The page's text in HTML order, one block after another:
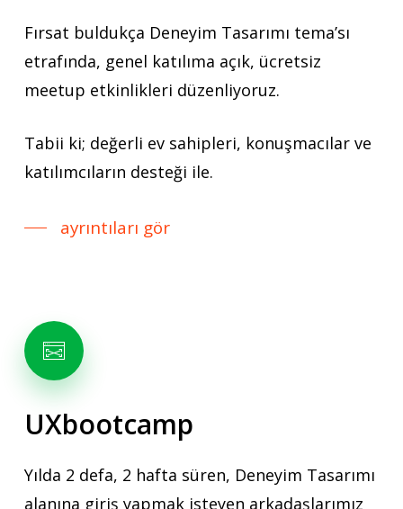
Fırsat buldukça Deneyim Tasarımı tema’sı
etrafında, genel katılıma açık, ücretsiz
meetup etkinlikleri düzenliyoruz.
Tabii ki; değerli ev sahipleri, konuşmacılar ve
katılımcıların desteği ile.
ayrıntıları gör
UXbootcamp
Yılda 2 defa, 2 hafta süren, Deneyim Tasarımı
alanına giriş yapmak isteyen arkadaşlarımız